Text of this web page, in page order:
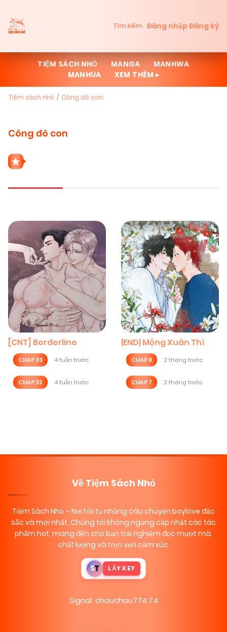
Tìm kiếm Đăng nhậpĐăng ký
TIỆM SÁCH NHỎ MANGA
MANHWA
MANHUA
XEM THÊM ▸
Tiệm sách nhỏ Công đô con
Công đô con
[CNT] Borderline
CHAP 33 4 tuần trước
CHAP 32 4 tuần trước
|END| Mộng Xuân Thì
CHAP 8 2 tháng trước
CHAP 7 2 tháng trước
Về Tiệm Sách Nhỏ
Tiệm Sách Nhỏ – Nơi hội tụ những câu chuyện boylove đặc
sắc và mới nhất. Chúng tôi không ngừng cập nhật các tác
phẩm hot, mang đến cho bạn trải nghiệm đọc mượt mà,
chất lượng và trọn vẹn cảm xúc.
ST LẤY KEY
Signal: chauchau774.74